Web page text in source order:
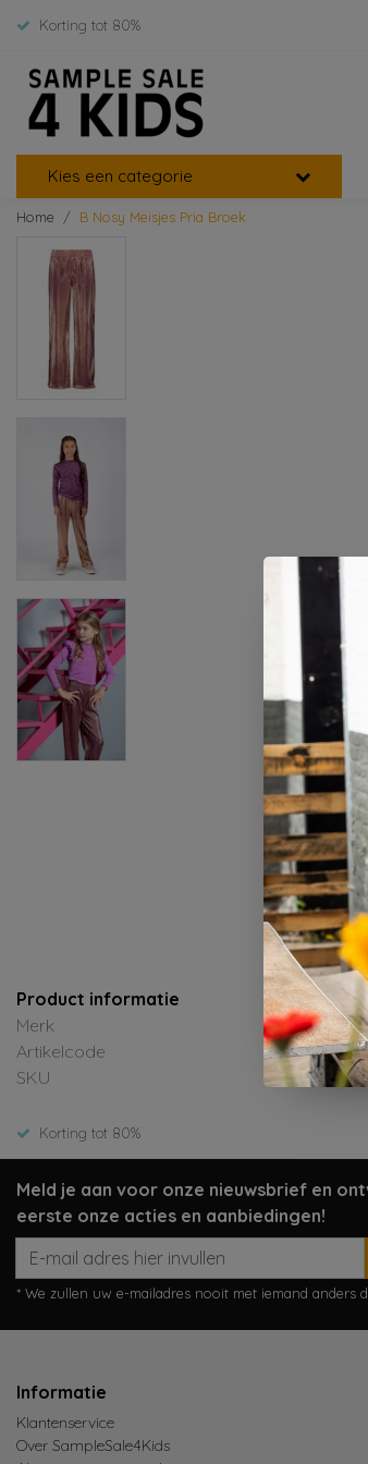
Korting tot 80%
Kies een categorie
Home B Nosy Meisjes Pria Broek
Product informatie
Merk
Artikelcode
SKU
Korting tot 80%
Meld je aan voor onze nieuwsbrief en
eerste onze acties en aanbiedingen!
* We zullen uw e-mailadres nooit met iemand anders
Informatie
Klantenservice
Over SampleSale4Kids